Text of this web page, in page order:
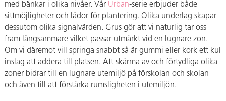
med bänkar i olika nivåer. Vår Urban-serie erbjuder både
sittmöjligheter och lådor för plantering. Olika underlag skapar
dessutom olika signalvärden. Grus gör att vi naturlig tar oss
fram långsammare vilket passar utmärkt vid en lugnare zon.
Om vi däremot vill springa snabbt så är gummi eller kork ett kul
inslag att addera till platsen. Att skärma av och förtydliga olika
zoner bidrar till en lugnare utemiljö på förskolan och skolan
och även till att förstärka rumsligheten i utemiljön.